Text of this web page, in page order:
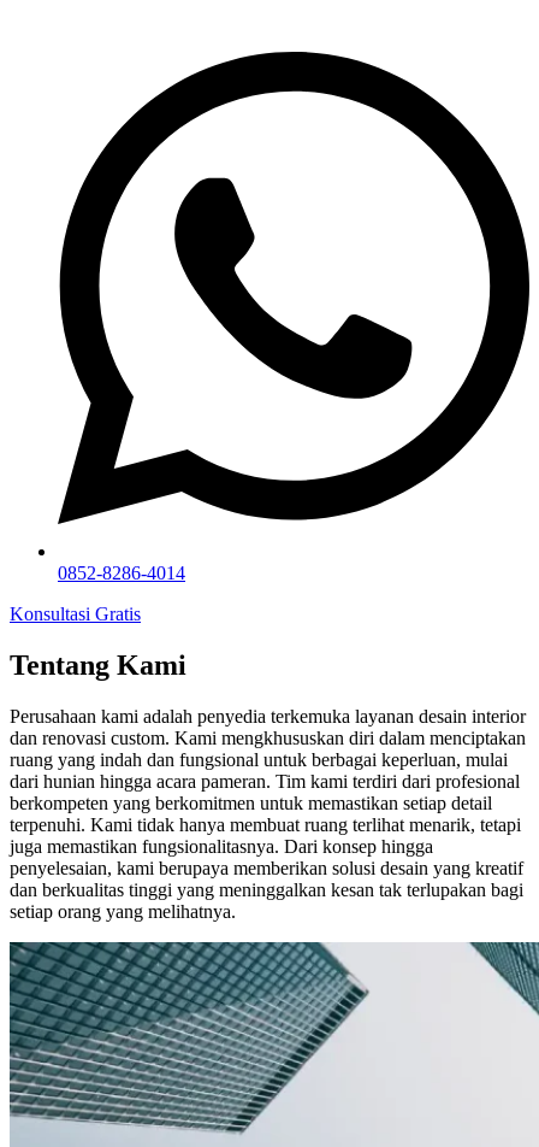
0852-8286-4014
Konsultasi Gratis
Tentang Kami
Perusahaan kami adalah penyedia terkemuka layanan desain interior
dan renovasi custom. Kami mengkhususkan diri dalam menciptakan
ruang yang indah dan fungsional untuk berbagai keperluan, mulai
dari hunian hingga acara pameran. Tim kami terdiri dari profesional
berkompeten yang berkomitmen untuk memastikan setiap detail
terpenuhi. Kami tidak hanya membuat ruang terlihat menarik, tetapi
juga memastikan fungsionalitasnya. Dari konsep hingga
penyelesaian, kami berupaya memberikan solusi desain yang kreatif
dan berkualitas tinggi yang meninggalkan kesan tak terlupakan bagi
setiap orang yang melihatnya.